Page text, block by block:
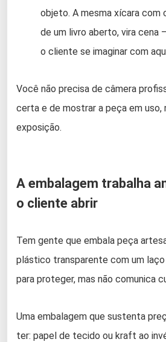
objeto. A mesma xícara com
de um livro aberto, vira cena
o cliente se imaginar com
Você não precisa de câmera
certa e de mostrar a peça em uso,
exposição.
A embalagem trabalha
o cliente abrir
Tem gente que embala peça
plástico transparente com um
para proteger, mas não comunica
Uma embalagem que sustenta
ter: papel de tecido ou kraft ao